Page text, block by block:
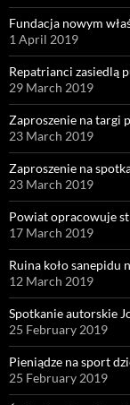
Fundacja nowym
1 April 2019
Repatrianci zasiedlą
29 March 2019
Zaproszenie na targi
23 March 2019
Zaproszenie na
23 March 2019
Powiat opracowuje
17 March 2019
Ruina koło sanepidu
12 March 2019
Spotkanie autorskie
25 February 2019
Pieniądze na sport
25 February 2019